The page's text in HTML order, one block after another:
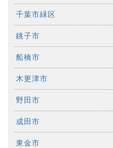
千葉市緑区
銚子市
船橋市
木更津市
野田市
成田市
東金市